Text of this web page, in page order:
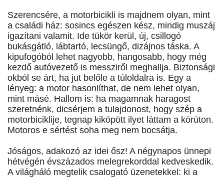
Szerencsére, a motorbicikli is majdnem olyan, mint
a családi ház: sosincs egészen kész, mindig muszáj
igazítani valamit. Ide tükör kerül, új, csillogó
bukásgátló, lábtartó, lecsüngő, dizájnos táska. A
kipufogóból lehet nagyobb, hangosabb, hogy még
kezdő autóvezető is messziről meghallja. Biztonsági
okból se árt, ha jut belőle a túloldalra is. Egy a
lényeg: a motor hasonlíthat, de nem lehet olyan,
mint másé. Hallom is: ha magamnak haragost
szeretnénk, dicsérjem a tulajdonost, hogy szép a
motorbiciklije, tegnap kiköpött ilyet láttam a körúton.
Motoros e sértést soha meg nem bocsátja.
Jóságos, adakozó az idei ősz! A négynapos ünnepi
hétvégén évszázados melegrekorddal kedveskedik.
A világháló megtelik csalogató üzenetekkel: ki a